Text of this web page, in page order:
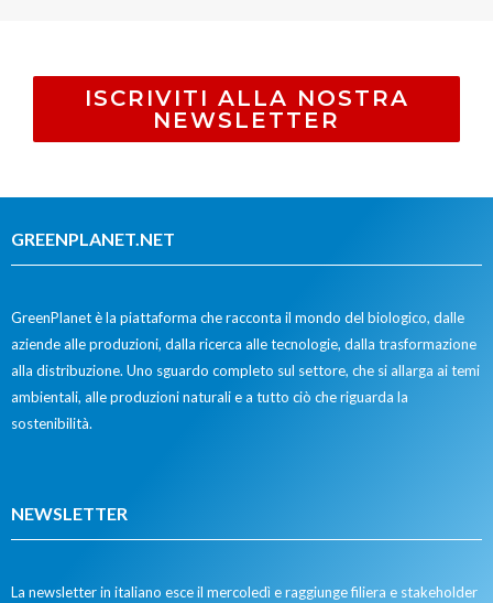
ISCRIVITI ALLA NOSTRA
NEWSLETTER
GREENPLANET.NET
GreenPlanet è la piattaforma che racconta il mondo del biologico, dalle
aziende alle produzioni, dalla ricerca alle tecnologie, dalla trasformazione
alla distribuzione. Uno sguardo completo sul settore, che si allarga ai temi
ambientali, alle produzioni naturali e a tutto ciò che riguarda la
sostenibilità.
NEWSLETTER
La newsletter in italiano esce il mercoledì e raggiunge filiera e stakeholder